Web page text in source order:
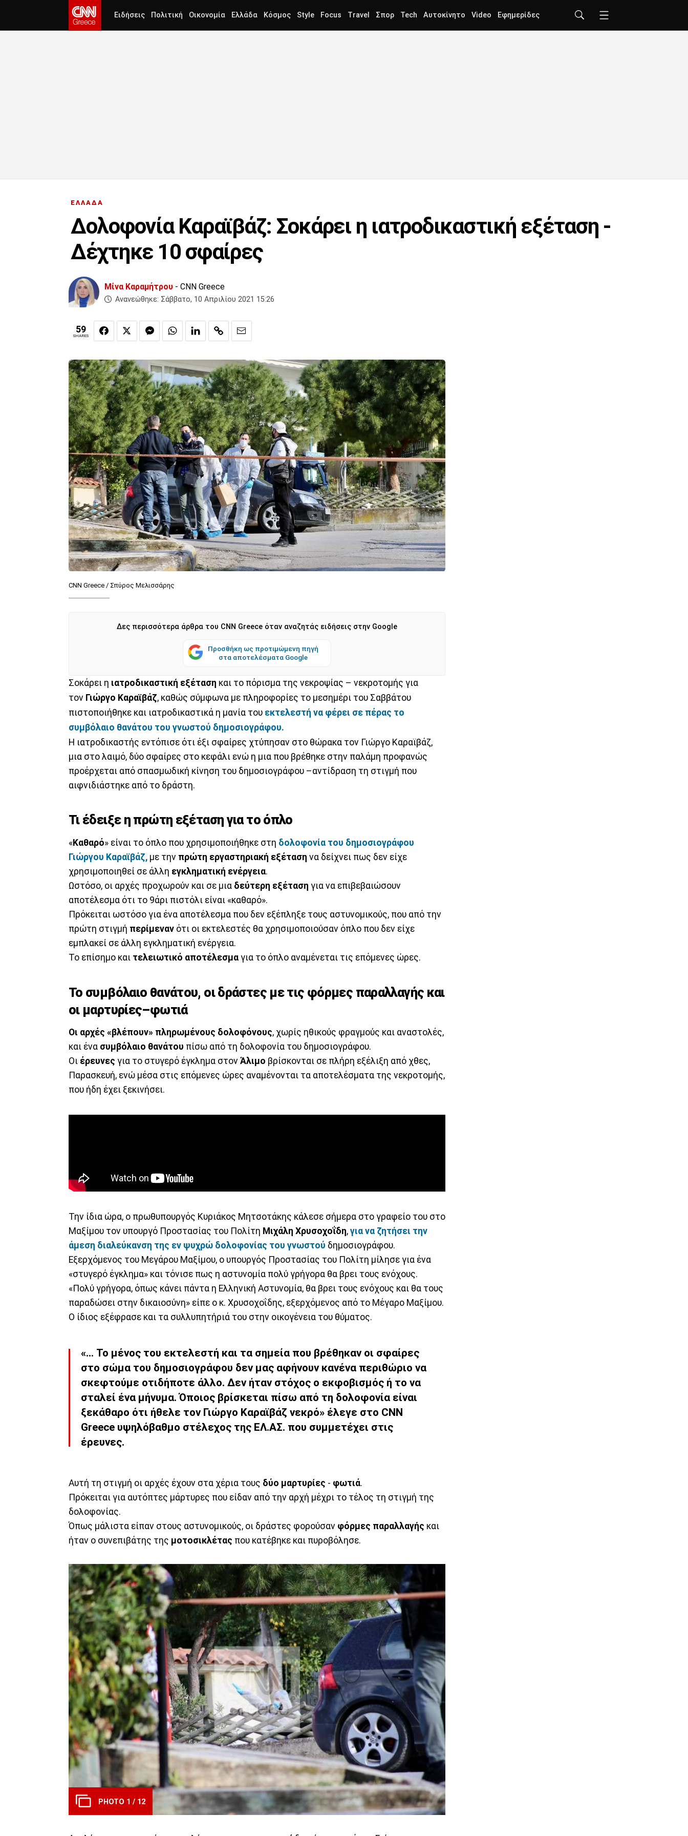
Ειδήσεις Πολιτική Οικονομία Ελλάδα Κόσμος Style Focus Travel Σπορ Tech Αυτοκίνητο Video Εφημερίδες
ΕΛΛΑΔΑ
Δολοφονία Καραϊβάζ: Σοκάρει η ιατροδικαστική εξέταση -
Δέχτηκε 10 σφαίρες
Μίνα Καραμήτρου - CNN Greece
Ανανεώθηκε: Σάββατο, 10 Απριλίου 2021 15:26
59
SHARES
CNN Greece / Σπύρος Μελισσάρης
Δες περισσότερα άρθρα του CNN Greece όταν αναζητάς ειδήσεις στην Google
Προσθήκη ως προτιμώμενη πηγή
στα αποτελέσματα Google
Σοκάρει η ιατροδικαστική εξέταση και το πόρισμα της νεκροψίας – νεκροτομής για
τον Γιώργο Καραϊβάζ, καθώς σύμφωνα με πληροφορίες το μεσημέρι του Σαββάτου
πιστοποιήθηκε και ιατροδικαστικά η μανία του εκτελεστή να φέρει σε πέρας το
συμβόλαιο θανάτου του γνωστού δημοσιογράφου.
Η ιατροδικαστής εντόπισε ότι έξι σφαίρες χτύπησαν στο θώρακα τον Γιώργο Καραϊβάζ,
μια στο λαιμό, δύο σφαίρες στο κεφάλι ενώ η μια που βρέθηκε στην παλάμη προφανώς
προέρχεται από σπασμωδική κίνηση του δημοσιογράφου –αντίδραση τη στιγμή που
αιφνιδιάστηκε από το δράστη.
Τι έδειξε η πρώτη εξέταση για το όπλο
«Καθαρό» είναι το όπλο που χρησιμοποιήθηκε στη δολοφονία του δημοσιογράφου
Γιώργου Καραϊβάζ, με την πρώτη εργαστηριακή εξέταση να δείχνει πως δεν είχε
χρησιμοποιηθεί σε άλλη εγκληματική ενέργεια.
Ωστόσο, οι αρχές προχωρούν και σε μια δεύτερη εξέταση για να επιβεβαιώσουν
αποτέλεσμα ότι το 9άρι πιστόλι είναι «καθαρό».
Πρόκειται ωστόσο για ένα αποτέλεσμα που δεν εξέπληξε τους αστυνομικούς, που από την
πρώτη στιγμή περίμεναν ότι οι εκτελεστές θα χρησιμοποιούσαν όπλο που δεν είχε
εμπλακεί σε άλλη εγκληματική ενέργεια.
Το επίσημο και τελειωτικό αποτέλεσμα για το όπλο αναμένεται τις επόμενες ώρες.
Το συμβόλαιο θανάτου, οι δράστες με τις φόρμες παραλλαγής και
οι μαρτυρίες–φωτιά
Οι αρχές «βλέπουν» πληρωμένους δολοφόνους, χωρίς ηθικούς φραγμούς και αναστολές,
και ένα συμβόλαιο θανάτου πίσω από τη δολοφονία του δημοσιογράφου.
Οι έρευνες για το στυγερό έγκλημα στον Άλιμο βρίσκονται σε πλήρη εξέλιξη από χθες,
Παρασκευή, ενώ μέσα στις επόμενες ώρες αναμένονται τα αποτελέσματα της νεκροτομής,
που ήδη έχει ξεκινήσει.
Την ίδια ώρα, ο πρωθυπουργός Κυριάκος Μητσοτάκης κάλεσε σήμερα στο γραφείο του στο
Μαξίμου τον υπουργό Προστασίας του Πολίτη Μιχάλη Χρυσοχοΐδη, για να ζητήσει την
άμεση διαλεύκανση της εν ψυχρώ δολοφονίας του γνωστού δημοσιογράφου.
Εξερχόμενος του Μεγάρου Μαξίμου, ο υπουργός Προστασίας του Πολίτη μίλησε για ένα
«στυγερό έγκλημα» και τόνισε πως η αστυνομία πολύ γρήγορα θα βρει τους ενόχους.
«Πολύ γρήγορα, όπως κάνει πάντα η Ελληνική Αστυνομία, θα βρει τους ενόχους και θα τους
παραδώσει στην δικαιοσύνη» είπε ο κ. Χρυσοχοΐδης, εξερχόμενος από το Μέγαρο Μαξίμου.
Ο ίδιος εξέφρασε και τα συλλυπητήριά του στην οικογένεια του θύματος.
«... Το μένος του εκτελεστή και τα σημεία που βρέθηκαν οι σφαίρες
στο σώμα του δημοσιογράφου δεν μας αφήνουν κανένα περιθώριο να
σκεφτούμε οτιδήποτε άλλο. Δεν ήταν στόχος ο εκφοβισμός ή το να
σταλεί ένα μήνυμα. Όποιος βρίσκεται πίσω από τη δολοφονία είναι
ξεκάθαρο ότι ήθελε τον Γιώργο Καραϊβάζ νεκρό» έλεγε στο CNN
Greece υψηλόβαθμο στέλεχος της ΕΛ.ΑΣ. που συμμετέχει στις
έρευνες.
Αυτή τη στιγμή οι αρχές έχουν στα χέρια τους δύο μαρτυρίες - φωτιά.
Πρόκειται για αυτόπτες μάρτυρες που είδαν από την αρχή μέχρι το τέλος τη στιγμή της
δολοφονίας.
Όπως μάλιστα είπαν στους αστυνομικούς, οι δράστες φορούσαν φόρμες παραλλαγής και
ήταν ο συνεπιβάτης της μοτοσικλέτας που κατέβηκε και πυροβόλησε.
PHOTO 1 / 12